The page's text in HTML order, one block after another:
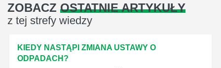
ZOBACZ OSTATNIE ARTYKUŁY
z tej strefy wiedzy
KIEDY NASTĄPI ZMIANA USTAWY O
ODPADACH?